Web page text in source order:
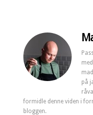
på
formidle denne viden i
bloggen.